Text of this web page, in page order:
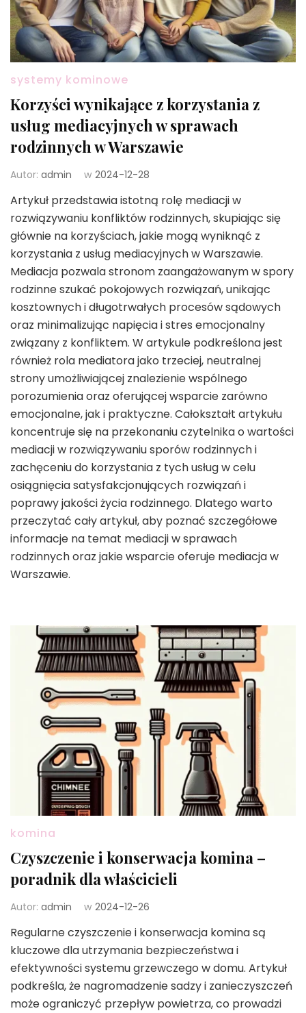
systemy kominowe
Korzyści wynikające z korzystania z
usług mediacyjnych w sprawach
rodzinnych w Warszawie
Autor: admin w 2024-12-28
Artykuł przedstawia istotną rolę mediacji w
rozwiązywaniu konfliktów rodzinnych, skupiając się
głównie na korzyściach, jakie mogą wyniknąć z
korzystania z usług mediacyjnych w Warszawie.
Mediacja pozwala stronom zaangażowanym w spory
rodzinne szukać pokojowych rozwiązań, unikając
kosztownych i długotrwałych procesów sądowych
oraz minimalizując napięcia i stres emocjonalny
związany z konfliktem. W artykule podkreślona jest
również rola mediatora jako trzeciej, neutralnej
strony umożliwiającej znalezienie wspólnego
porozumienia oraz oferującej wsparcie zarówno
emocjonalne, jak i praktyczne. Całokształt artykułu
koncentruje się na przekonaniu czytelnika o wartości
mediacji w rozwiązywaniu sporów rodzinnych i
zachęceniu do korzystania z tych usług w celu
osiągnięcia satysfakcjonujących rozwiązań i
poprawy jakości życia rodzinnego. Dlatego warto
przeczytać cały artykuł, aby poznać szczegółowe
informacje na temat mediacji w sprawach
rodzinnych oraz jakie wsparcie oferuje mediacja w
Warszawie.
komina
Czyszczenie i konserwacja komina –
poradnik dla właścicieli
Autor: admin w 2024-12-26
Regularne czyszczenie i konserwacja komina są
kluczowe dla utrzymania bezpieczeństwa i
efektywności systemu grzewczego w domu. Artykuł
podkreśla, że nagromadzenie sadzy i zanieczyszczeń
może ograniczyć przepływ powietrza, co prowadzi